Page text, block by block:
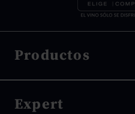
Productos
Vino blanco
Expert